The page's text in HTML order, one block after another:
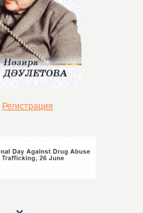
Регистрация